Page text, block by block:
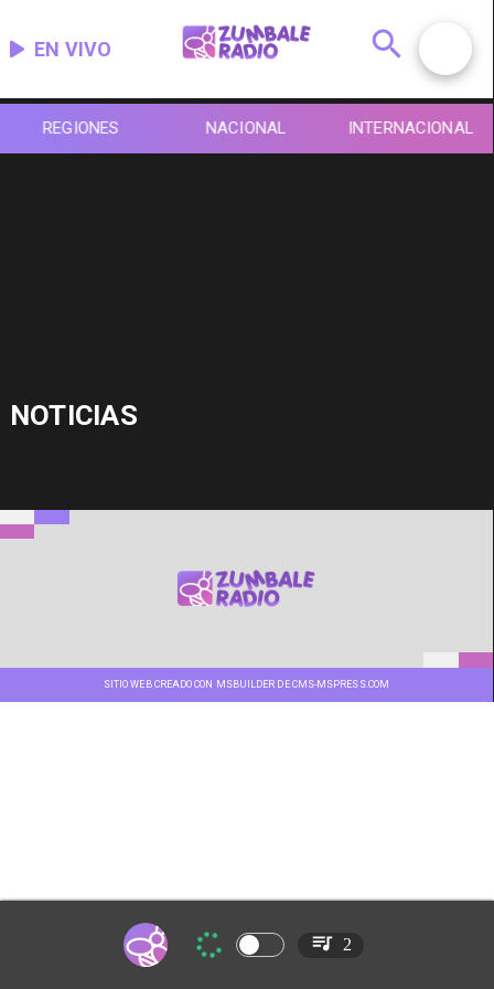
EN VIVO
REGIONES NACIONAL INTERNACIONAL
NOTICIAS
SITIO WEB CREADO CON MSBUILDER DE CMS-MSPRESS.COM
2